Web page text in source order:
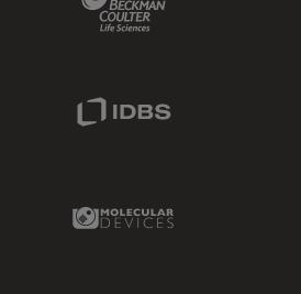
Molecular Devices Link